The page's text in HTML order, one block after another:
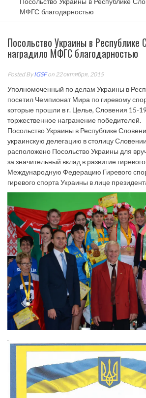
МФГС благодарностью
Посольство Украины в Республике
наградило МФГС благодарностью
Posted ByIGSFon 22 октября, 2015
Уполномоченный по делам Украины в
посетил Чемпионат Мира по гиревому
которые прошли в г. Целье, Словения 15-
торжественное награжение победителей.
Посольство Украины в Республике
украинскую делегацию в столицу
расположено Посольство Украины для
за значительный вклад в развитие
Международную Федерацию Гиревого
гиревого спорта Украины в лице